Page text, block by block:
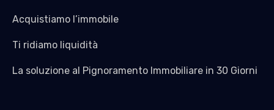
Acquistiamo l’immobile
Ti ridiamo liquidità
La soluzione al Pignoramento Immobiliare in 30 Giorni